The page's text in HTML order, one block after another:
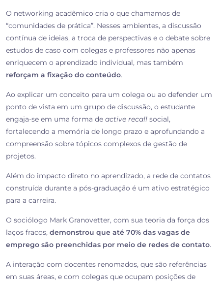
O networking acadêmico cria o que chamamos de
“comunidades de prática”. Nesses ambientes, a discussão
contínua de ideias, a troca de perspectivas e o debate sobre
estudos de caso com colegas e professores não apenas
enriquecem o aprendizado individual, mas também
reforçam a fixação do conteúdo.
Ao explicar um conceito para um colega ou ao defender um
ponto de vista em um grupo de discussão, o estudante
engaja-se em uma forma de active recall social,
fortalecendo a memória de longo prazo e aprofundando a
compreensão sobre tópicos complexos de gestão de
projetos.
Além do impacto direto no aprendizado, a rede de contatos
construída durante a pós-graduação é um ativo estratégico
para a carreira.
O sociólogo Mark Granovetter, com sua teoria da força dos
laços fracos, demonstrou que até 70% das vagas de
emprego são preenchidas por meio de redes de contato.
A interação com docentes renomados, que são referências
em suas áreas, e com colegas que ocupam posições de